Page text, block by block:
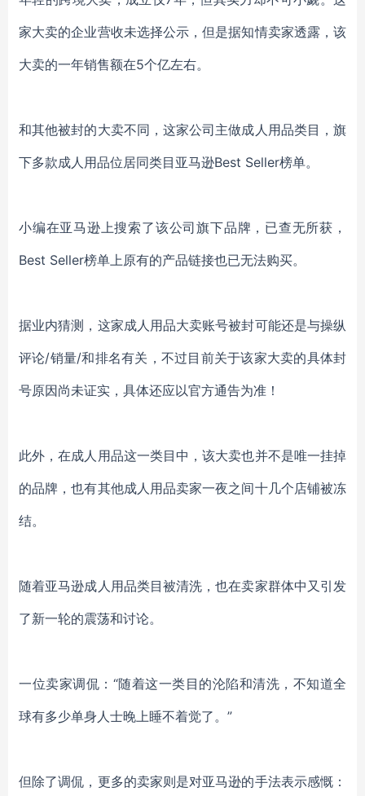
家大卖的企业营收未选择公示，但是据知情卖家透露，该
大卖的一年销售额在5个亿左右。
和其他被封的大卖不同，这家公司主做成人用品类目，旗
下多款成人用品位居同类目亚马逊Best Seller榜单。
小编在亚马逊上搜索了该公司旗下品牌，已查无所获，
Best Seller榜单上原有的产品链接也已无法购买。
据业内猜测，这家成人用品大卖账号被封可能还是与操纵
评论/销量/和排名有关，不过目前关于该家大卖的具体封
号原因尚未证实，具体还应以官方通告为准！
此外，在成人用品这一类目中，该大卖也并不是唯一挂掉
的品牌，也有其他成人用品卖家一夜之间十几个店铺被冻
结。
随着亚马逊成人用品类目被清洗，也在卖家群体中又引发
了新一轮的震荡和讨论。
一位卖家调侃： “随着这一类目的沦陷和清洗，不知道全
球有多少单身人士晚上睡不着觉了。”
但除了调侃，更多的卖家则是对亚马逊的手法表示感慨：